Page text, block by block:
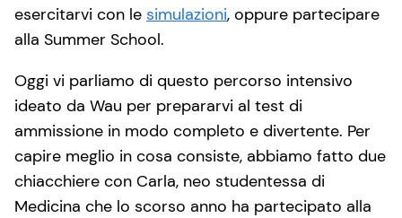
esercitarvi con le simulazioni, oppure partecipare
alla Summer School.
Oggi vi parliamo di questo percorso intensivo
ideato da Wau per prepararvi al test di
ammissione in modo completo e divertente. Per
capire meglio in cosa consiste, abbiamo fatto due
chiacchiere con Carla, neo studentessa di
Medicina che lo scorso anno ha partecipato alla